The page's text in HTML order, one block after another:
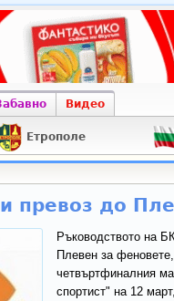
Видео
Етрополе
превоз до
Ръководството на
Плевен за
четвъртфиналния
спортист" на 12